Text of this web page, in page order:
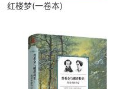
红楼梦(一卷本)